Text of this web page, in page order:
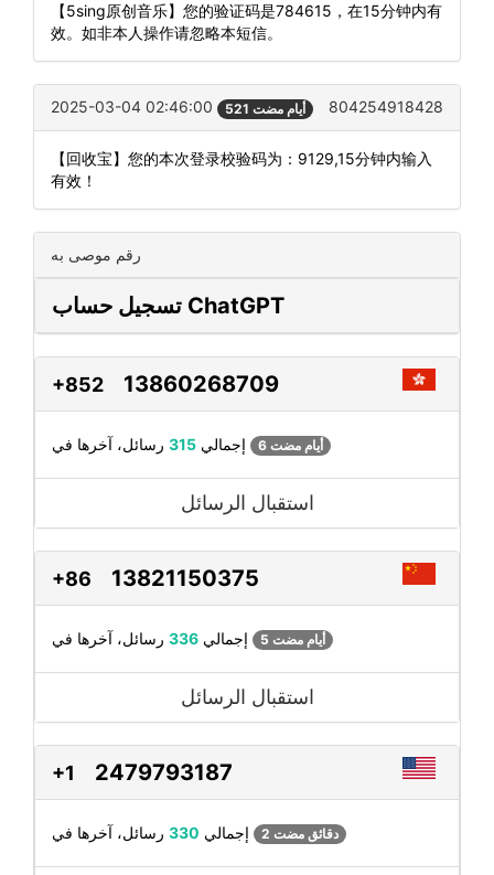
【5sing原创音乐】您的验证码是784615，在15分钟内有
效。如非本人操作请忽略本短信。
2025-03-04 02:46:00 521 أيام مضت 804254918428
【回收宝】您的本次登录校验码为：9129,15分钟内输入
有效！
رقم موصى به
تسجيل حساب ChatGPT
+852 13860268709
إجمالي 315 6 أيام مضت
استقبال الرسائل
+86 13821150375
إجمالي 336 5 أيام مضت
استقبال الرسائل
+1 2479793187
إجمالي 330 2 دقائق مضت